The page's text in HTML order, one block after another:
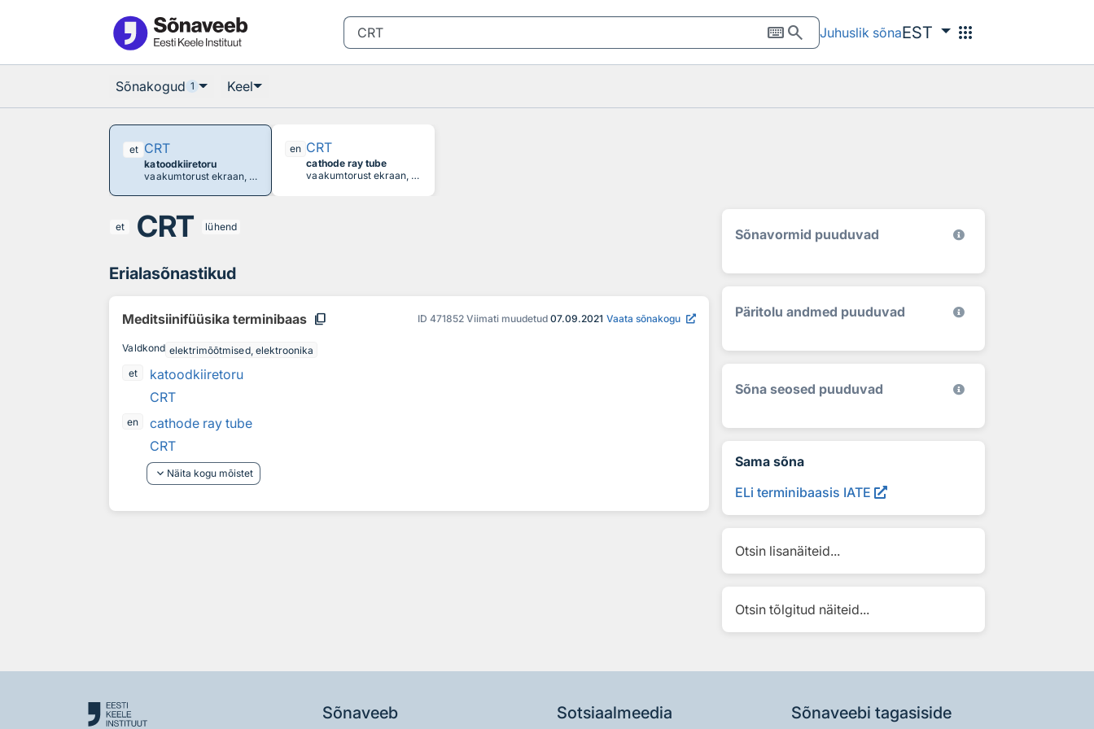
keyboardsearch Juhuslik sõnaEST apps
Sõnakogud 1 Keel
et CRT
katoodkiiretoru
vaakumtorust ekraan, milles kuumutatud elektrood kiirgab fosforkihiga kaetud pinnale peenikese elektronide kimbu; kimpu fokuseeritakse ja juhitakse elektromagnetvälja abil, mille tulemusena joonistub ekraani pinnale helenduv kujutis
en CRT
cathode ray tube
vaakumtorust ekraan, milles kuumutatud elektrood kiirgab fosforkihiga kaetud pinnale peenikese elektronide kimbu; kimpu fokuseeritakse ja juhitakse elektromagnetvälja abil, mille tulemusena joonistub ekraani pinnale helenduv kujutis
et CRT lühend
Erialasõnastikud
Meditsiinifüüsika terminibaas content_copy ID 471852 Viimati muudetud 07.09.2021 Vaata sõnakogu
Valdkond elektrimõõtmised, elektroonika
et
katoodkiiretoru
CRT
en
cathode ray tube
CRT
keyboard_arrow_down Näita kogu mõistet
Sõnavormid puuduvad
Päritolu andmed puuduvad
Sõna seosed puuduvad
Sama sõna
ELi terminibaasis IATE
Otsin lisanäiteid...
Otsin tõlgitud näiteid...
Sõnaveeb Sotsiaalmeedia Sõnaveebi tagasiside